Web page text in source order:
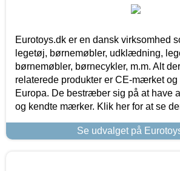
Eurotoys.dk er en dansk virksomhed
legetøj, børnemøbler, udklædning,
børnemøbler, børnecykler, m.m. Alt
relaterede produkter er CE-mærket og
Europa. De bestræber sig på at have
og kendte mærker. Klik her for at se
Se udvalget på